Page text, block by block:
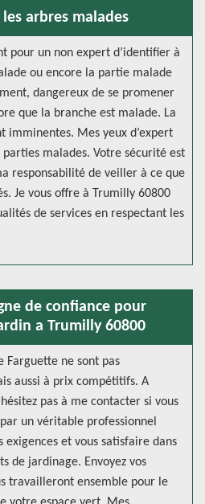
arbres malades
pour un non expert d’identifier à
ou encore la partie malade
dangereux de se promener
que la branche est malade. La
imminentes. Mes yeux d’expert
malades. Votre sécurité est
responsabilité de veiller à ce que
Je vous offre à Trumilly 60800
de services en respectant les
de confiance pour
a Trumilly 60800
Farguette ne sont pas
aussi à prix compétitifs. A
pas à me contacter si vous
un véritable professionnel
exigences et vous satisfaire dans
de jardinage. Envoyez vos
travailleront ensemble pour le